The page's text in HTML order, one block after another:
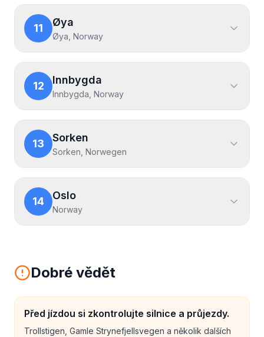
11 Øya
Øya, Norway
12 Innbygda
Innbygda, Norway
13 Sorken
Sorken, Norwegen
14 Oslo
Norway
Dobré vědět
Před jízdou si zkontrolujte silnice a průjezdy.
Trollstigen, Gamle Strynefjellsvegen a několik dalších